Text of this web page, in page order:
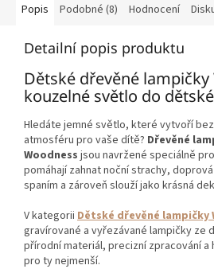
Popis Podobné (8) Hodnocení
Detailní popis produktu
Dětské dřevěné lampičky
kouzelné světlo do
Hledáte jemné světlo, které vytvoří
atmosféru pro vaše dítě? Dřevěné
Woodness jsou navržené speciálně
pomáhají zahnat noční strachy,
spaním a zároveň slouží jako krásná
V kategorii Dětské dřevěné lampičky
gravírované a vyřezávané lampičky ze
přírodní materiál, precizní zpracování
pro ty nejmenší.